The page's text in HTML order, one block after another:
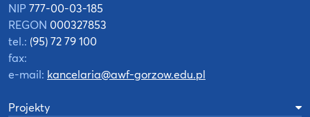
NIP 777-00-03-185
REGON 000327853
tel.: (95) 72 79 100
fax:
e-mail: kancelaria@awf-gorzow.edu.pl
Projekty